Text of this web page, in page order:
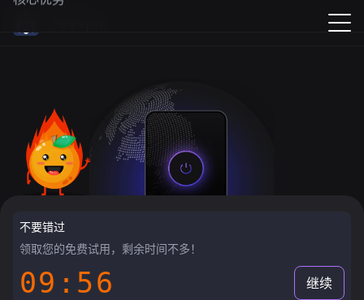
不要错过
领取您的免费试用，剩余时间不多！
09:55 继续